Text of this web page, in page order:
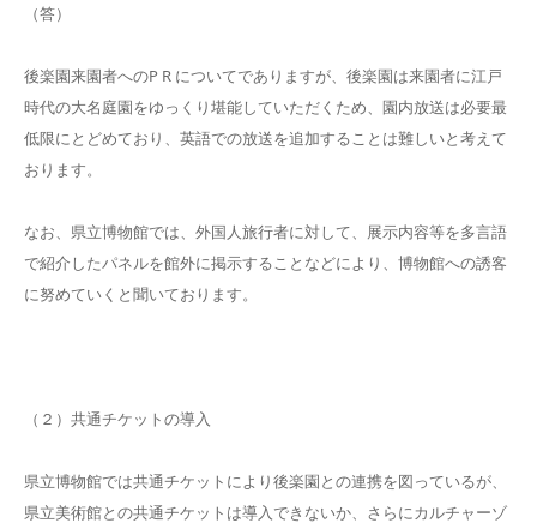
（答）
後楽園来園者へのP R についてでありますが、後楽園は来園者に江戸
時代の大名庭園をゆっくり堪能していただくため、園内放送は必要最
低限にとどめており、英語での放送を追加することは難しいと考えて
おります。
なお、県立博物館では、外国人旅行者に対して、展示内容等を多言語
で紹介したパネルを館外に掲示することなどにより、博物館への誘客
に努めていくと聞いております。
（２）共通チケットの導入
県立博物館では共通チケットにより後楽園との連携を図っているが、
県立美術館との共通チケットは導入できないか、さらにカルチャーゾ